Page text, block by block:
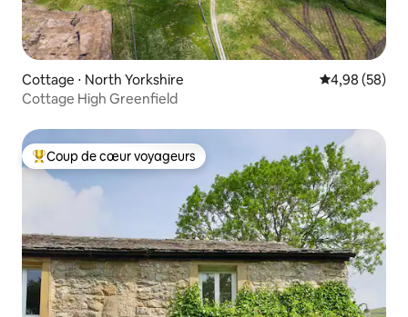
Cottage ⋅ North Yorkshire Évaluation
4,98 (58)
Cottage High Greenfield
Coups de cœur voyageurs les plus appréciés
Coup de cœur voyageurs